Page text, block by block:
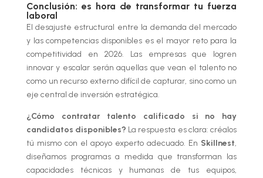
Conclusión: es hora de transformar tu fuerza
laboral
El desajuste estructural entre la demanda del mercado
y las competencias disponibles es el mayor reto para la
competitividad en 2026. Las empresas que logren
innovar y escalar serán aquellas que vean el talento no
como un recurso externo difícil de capturar, sino como un
eje central de inversión estratégica.
¿Cómo contratar talento calificado si no hay
candidatos disponibles? La respuesta es clara: créalos
tú mismo con el apoyo experto adecuado. En Skillnest,
diseñamos programas a medida que transforman las
capacidades técnicas y humanas de tus equipos,